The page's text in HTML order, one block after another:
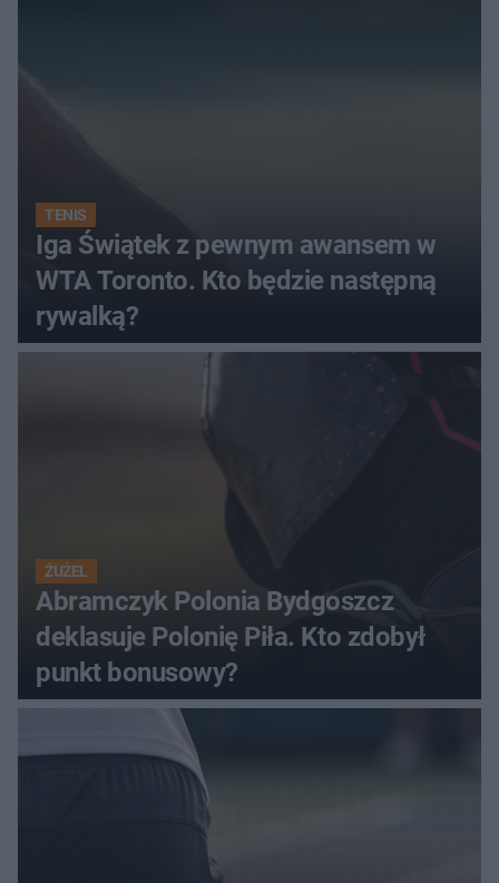
TENIS
Iga Świątek z pewnym awansem w
WTA Toronto. Kto będzie następną
rywalką?
ŻUŻEL
Abramczyk Polonia Bydgoszcz
deklasuje Polonię Piła. Kto zdobył
punkt bonusowy?